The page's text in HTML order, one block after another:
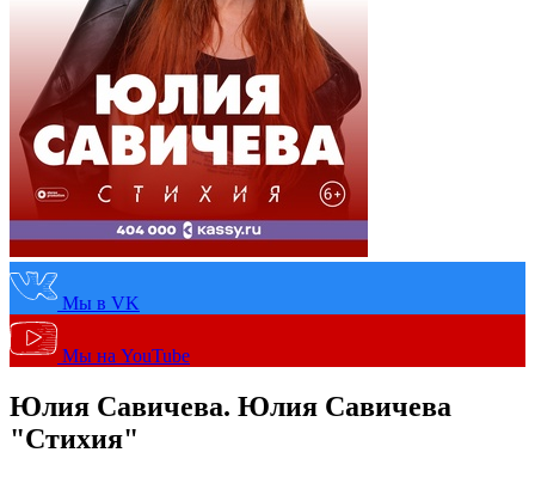
Мы в VK
Мы на YouTube
Юлия Савичева. Юлия Савичева
"Стихия"